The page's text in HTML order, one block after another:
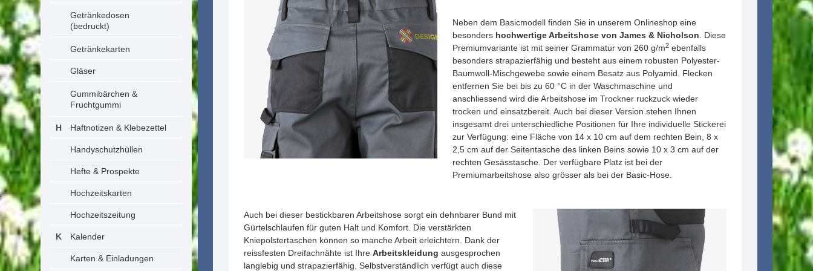
Getränkedosen
(bedruckt)
Getränkekarten
Gläser
Gummibärchen &
Fruchtgummi
Haftnotizen & Klebezettel
Handyschutzhüllen
Hefte & Prospekte
Hochzeitskarten
Hochzeitszeitung
Kalender
Karten & Einladungen
Neben dem Basicmodell finden Sie in unserem Onlineshop eine
besonders hochwertige Arbeitshose von James & Nicholson . Diese
Premiumvariante ist mit seiner Grammatur von 260 g/m2 ebenfalls
besonders strapazierfähig und besteht aus einem robusten Polyester-
Baumwoll-Mischgewebe sowie einem Besatz aus Polyamid. Flecken
entfernen Sie bei bis zu 60 °C in der Waschmaschine und
anschliessend wird die Arbeitshose im Trockner ruckzuck wieder
trocken und einsatzbereit. Auch bei dieser Version stehen Ihnen
insgesamt drei unterschiedliche Positionen für Ihre individuelle Stickerei
zur Verfügung: eine Fläche von 14 x 10 cm auf dem rechten Bein, 8 x
2,5 cm auf der Seitentasche des linken Beins sowie 10 x 3 cm auf der
rechten Gesässtasche. Der verfügbare Platz ist bei der
Premiumarbeitshose also grösser als bei der Basic-Hose.
Auch bei dieser bestickbaren Arbeitshose sorgt ein dehnbarer Bund mit
Gürtelschlaufen für guten Halt und Komfort. Die verstärkten
Kniepolstertaschen können so manche Arbeit erleichtern. Dank der
reissfesten Dreifachnähte ist Ihre Arbeitskleidung ausgesprochen
langlebig und strapazierfähig. Selbstverständlich verfügt auch diese